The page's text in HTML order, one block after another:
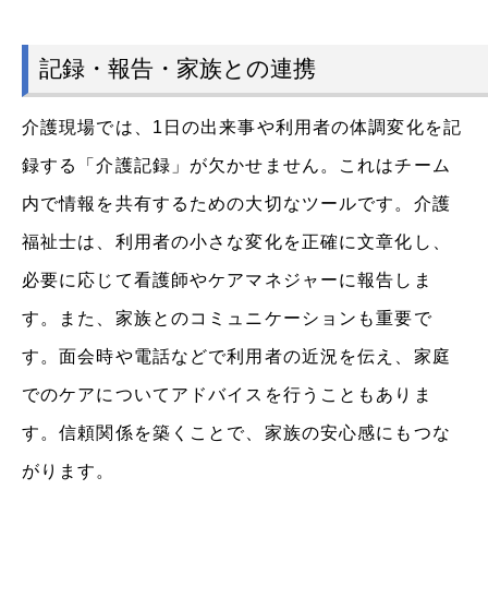
記録・報告・家族との連携
介護現場では、1日の出来事や利用者の体調変化を記
録する「介護記録」が欠かせません。これはチーム
内で情報を共有するための大切なツールです。介護
福祉士は、利用者の小さな変化を正確に文章化し、
必要に応じて看護師やケアマネジャーに報告しま
す。また、家族とのコミュニケーションも重要で
す。面会時や電話などで利用者の近況を伝え、家庭
でのケアについてアドバイスを行うこともありま
す。信頼関係を築くことで、家族の安心感にもつな
がります。